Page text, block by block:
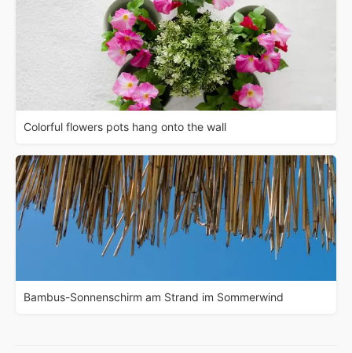
Colorful flowers pots hang onto the wall
Bambus-Sonnenschirm am Strand im Sommerwind